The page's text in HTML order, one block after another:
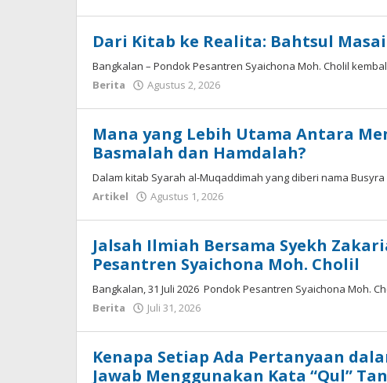
Rosi
Dari Kitab ke Realita: Bahtsul
Bangkalan – Pondok Pesantren Syaichona Moh. Cholil
Berita
Agustus 2, 2026
Mana yang Lebih Utama Antara
Basmalah dan Hamdalah?
Dalam kitab Syarah al-Muqaddimah yang diberi nama Busyra
Artikel
Agustus 1, 2026
Rosi
Jalsah Ilmiah Bersama Syekh
Pesantren Syaichona Moh. Cholil
Bangkalan, 31 Juli 2026 Pondok Pesantren Syaichona Moh.
Berita
Juli 31, 2026
Kenapa Setiap Ada Pertanyaan
Jawab Menggunakan Kata “Qul”